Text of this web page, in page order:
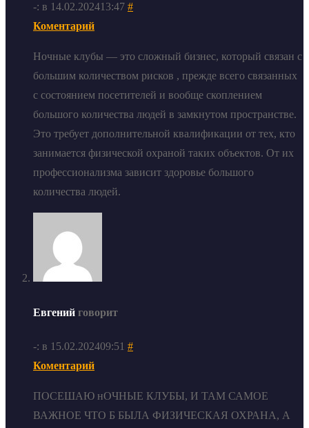
-: в 14.02.202413:47 #
Коментарий
Ночные клубы — это сложный бизнес, который связан с
большим количеством рисков , прежде всего связанных
с состоянием посетителей и вообще скоплением
большого количества людей в замкнутом пространстве.
Это требует дополнительной квалификации от тех, кто
занимается физической охраной таких объектов. От их
профессионализма зависит здоровье большого
количества людей.
Евгений говорит
-: в 15.02.202409:51 #
Коментарий
ПОСЕШАЮ нОЧНЫЕ КЛУБЫ, И ТАМ САМОЕ
ВАЖНОЕ ЧТО Б БЫЛА ФИЗИЧЕСКАЯ ОХРАНА, А